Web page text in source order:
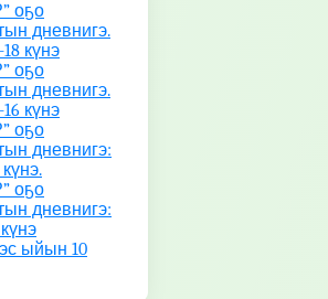
оҕо
дневнигэ.
күнэ
оҕо
дневнигэ.
күнэ
оҕо
дневнигэ:
оҕо
дневнигэ:
ыйын 10